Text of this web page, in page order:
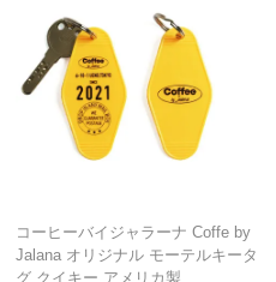
コーヒーバイジャラーナ Coffe by
Jalana オリジナル モーテルキータ
グ クイキー アメリカ製